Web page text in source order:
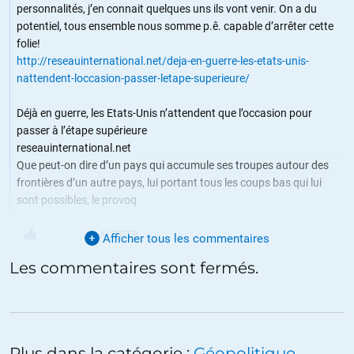
personnalités, j’en connait quelques uns ils vont venir. On a du
potentiel, tous ensemble nous somme p.ê. capable d’arrêter cette
folie!
http://reseauinternational.net/deja-en-guerre-les-etats-unis-
nattendent-loccasion-passer-letape-superieure/
Déjà en guerre, les Etats-Unis n’attendent que l’occasion pour
passer à l’étape supérieure
reseauinternational.net
Que peut-on dire d’un pays qui accumule ses troupes autour des
frontières d’un autre pays, lui portant tous les coups bas qui lui
sont possibles, le provoq
ALERTER
LA ROQUE// 01.08.2014 à 12h00
Afficher tous les commentaires
Les commentaires sont fermés.